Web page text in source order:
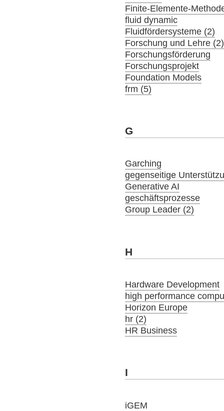
Finite-Elemente-
fluid dynamic
Fluidfördersysteme (2)
Forschung und Lehre (2)
Forschungsförderung
Forschungsprojekt
Foundation Models
frm (5)
G
Garching
gegenseitige
Generative AI
geschäftsprozesse
Group Leader (2)
H
Hardware Development
high performance
Horizon Europe
hr (2)
HR Business
I
iGEM